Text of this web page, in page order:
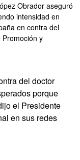
Obrador aseguró
intensidad en
en contra del
y
del doctor
porque
el Presidente
en sus redes